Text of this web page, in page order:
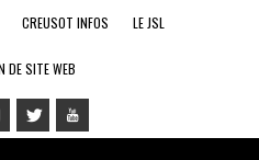
CREUSOT INFOS LE JSL
DE SITE WEB